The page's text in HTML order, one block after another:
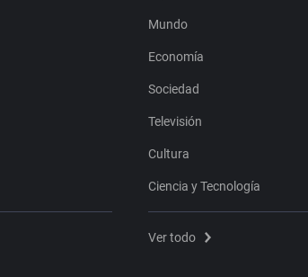
Mundo
Economía
Sociedad
Televisión
Cultura
Ciencia y Tecnología
Ver todo